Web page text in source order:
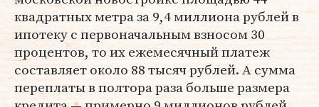
квадратных метра за 9,4 миллиона рублей в
ипотеку с первоначальным взносом 30
процентов, то их ежемесячный платеж
составляет около 88 тысяч рублей. А сумма
переплаты в полтора раза больше размера